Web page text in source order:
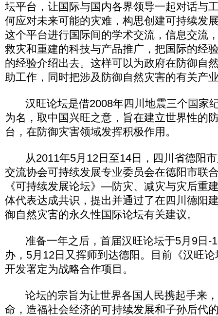
坛平台，让国际与国内各界领导一起对话与
何应对未来可能的灾难，构思创建可持续发
这个平台进行国际间的学术交流，信息交流
救灾和重建的科技与产品推广，把国际的经
的经验介绍出去。这样可以为政府在防御自
助工作，同时把涉及防御自然灾害的有关产
汉旺论坛是借2008年四川地震三个国家
为名，取中国兴旺之意，旨在建立世界性的
台，在防御灾害领域发挥积极作用。
从2011年5月12日至14日，四川省德阳市
交流协会可持续发展专业委员会在德阳市联
《可持续发展论坛》—防灾、减灾与灾后重
体代表达成共识，提出并通过了在四川德阳
御自然灾害的永久性国际论坛有关建议。
准备一年之后，首届汉旺论坛于5月9日-
办，5月12日又挥师到达德阳。目前《汉旺
开发署定为战略合作项目。
论坛的宗旨为让世界各国人民携起手来，
命，造福社会经济的可持续发展和子孙后代